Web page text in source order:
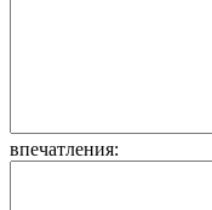
впечатления: